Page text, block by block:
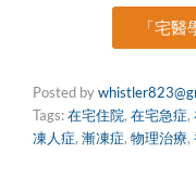
「宅
Posted by
Tags:在宅住院, 在宅急症,
凍人症, 漸凍症, 物理治療,